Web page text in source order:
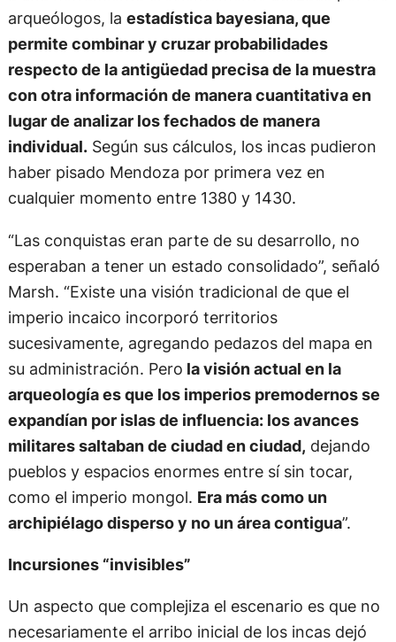
arqueólogos, la estadística bayesiana, que
permite combinar y cruzar probabilidades
respecto de la antigüedad precisa de la muestra
con otra información de manera cuantitativa en
lugar de analizar los fechados de manera
individual.Según sus cálculos, los incas pudieron
haber pisado Mendoza por primera vez en
cualquier momento entre 1380 y 1430.
“Las conquistas eran parte de su desarrollo, no
esperaban a tener un estado consolidado”, señaló
Marsh. “Existe una visión tradicional de que el
imperio incaico incorporó territorios
sucesivamente, agregando pedazos del mapa en
su administración. Pero la visión actual en la
arqueología es que los imperios premodernos se
expandían por islas de influencia: los avances
militares saltaban de ciudad en ciudad, dejando
pueblos y espacios enormes entre sí sin tocar,
como el imperio mongol. Era más como un
archipiélago disperso y no un área contigua”.
Incursiones “invisibles”
Un aspecto que complejiza el escenario es que no
necesariamente el arribo inicial de los incas dejó